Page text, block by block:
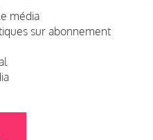
média
sur abonnement